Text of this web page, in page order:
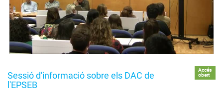
Sessió d'informació sobre els DAC de
l'EPSEB
Accés
obert